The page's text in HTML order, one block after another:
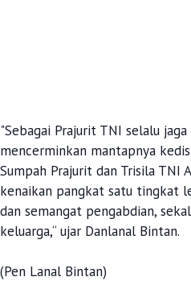
"Sebagai Prajurit TNI selalu
mencerminkan mantapnya
Sumpah Prajurit dan Trisila TNI
kenaikan pangkat satu tingkat
dan semangat pengabdian,
keluarga,“ ujar Danlanal Bintan.
(Pen Lanal Bintan)